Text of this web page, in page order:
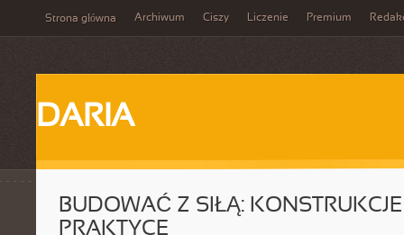
Strona główna Archiwum Ciszy Liczenie Premium
DARIA
BUDOWAĆ Z SIŁĄ:
PRAKTYCE